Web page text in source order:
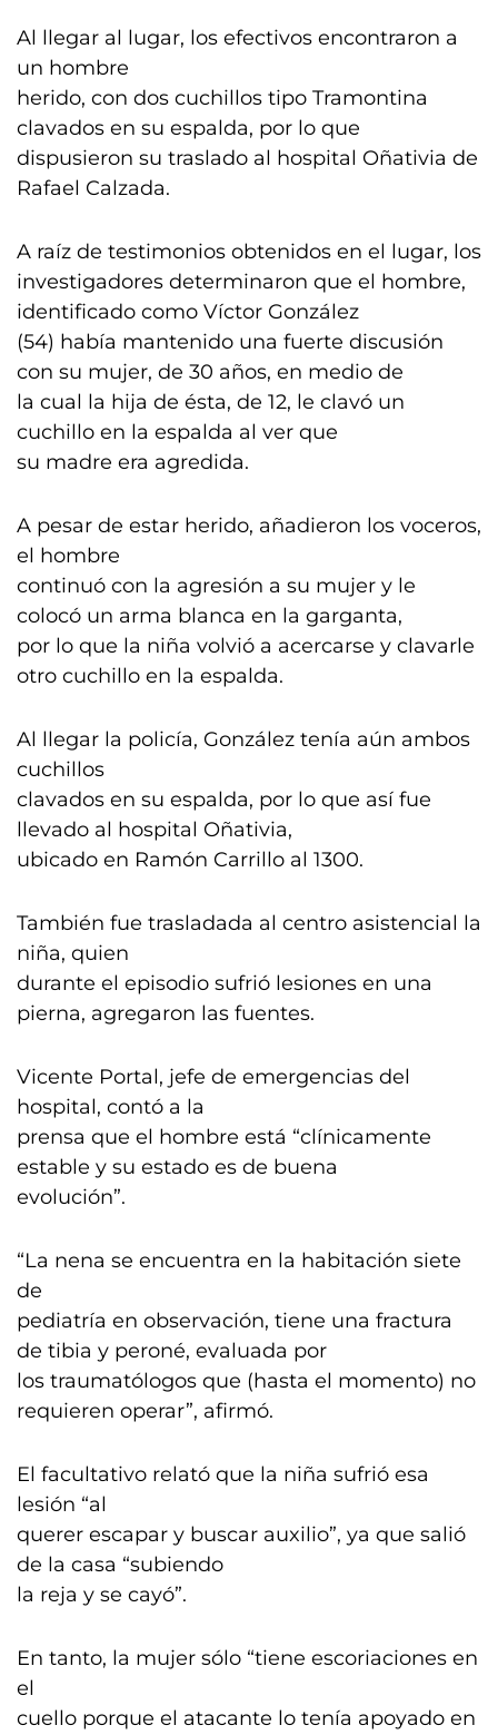
Al llegar al lugar, los efectivos encontraron a
un hombre
herido, con dos cuchillos tipo Tramontina
clavados en su espalda, por lo que
dispusieron su traslado al hospital Oñativia de
Rafael Calzada.
A raíz de testimonios obtenidos en el lugar, los
investigadores determinaron que el hombre,
identificado como Víctor González
(54) había mantenido una fuerte discusión
con su mujer, de 30 años, en medio de
la cual la hija de ésta, de 12, le clavó un
cuchillo en la espalda al ver que
su madre era agredida.
A pesar de estar herido, añadieron los voceros,
el hombre
continuó con la agresión a su mujer y le
colocó un arma blanca en la garganta,
por lo que la niña volvió a acercarse y clavarle
otro cuchillo en la espalda.
Al llegar la policía, González tenía aún ambos
cuchillos
clavados en su espalda, por lo que así fue
llevado al hospital Oñativia,
ubicado en Ramón Carrillo al 1300.
También fue trasladada al centro asistencial la
niña, quien
durante el episodio sufrió lesiones en una
pierna, agregaron las fuentes.
Vicente Portal, jefe de emergencias del
hospital, contó a la
prensa que el hombre está “clínicamente
estable y su estado es de buena
evolución”.
“La nena se encuentra en la habitación siete
de
pediatría en observación, tiene una fractura
de tibia y peroné, evaluada por
los traumatólogos que (hasta el momento) no
requieren operar”, afirmó.
El facultativo relató que la niña sufrió esa
lesión “al
querer escapar y buscar auxilio”, ya que salió
de la casa “subiendo
la reja y se cayó”.
En tanto, la mujer sólo “tiene escoriaciones en
el
cuello porque el atacante lo tenía apoyado en